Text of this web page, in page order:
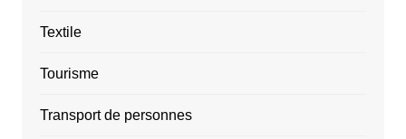
Textile
Tourisme
Transport de personnes